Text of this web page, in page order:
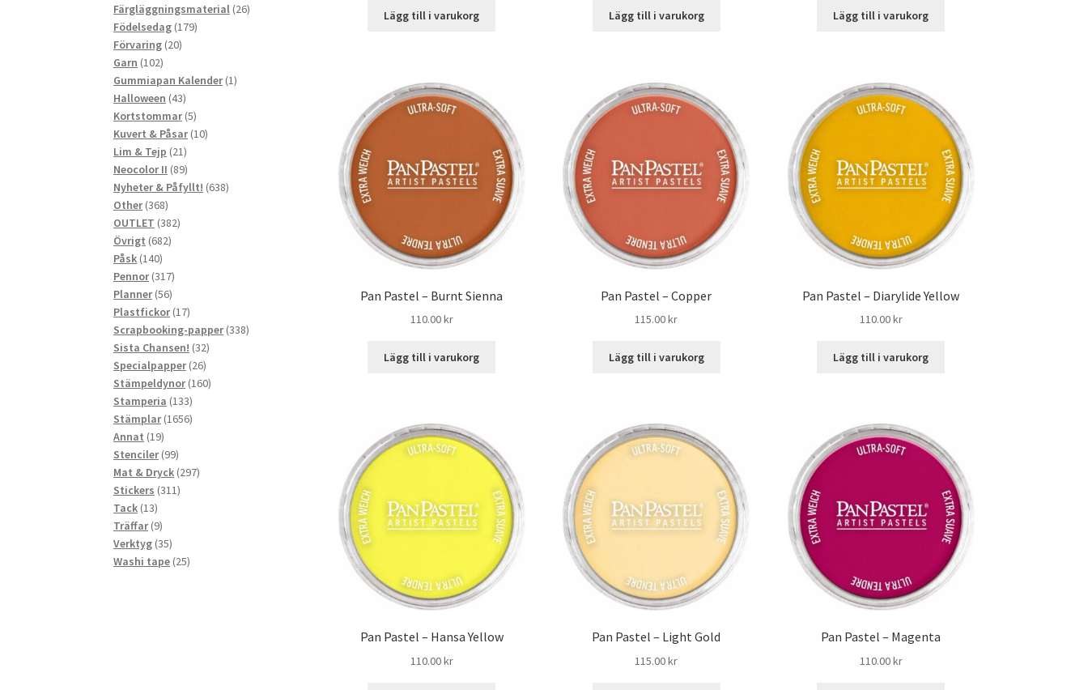
Lägg till i varukorg Lägg till i varukorg Lägg till i varukorg
Pan Pastel – Burnt Sienna
110.00kr
Lägg till i varukorg
Pan Pastel – Copper
115.00kr
Lägg till i varukorg
Pan Pastel – Diarylide Yellow
110.00kr
Lägg till i varukorg
Pan Pastel – Hansa Yellow
110.00kr
Pan Pastel – Light Gold
115.00kr
Pan Pastel – Magenta
110.00kr
produkter
Färgläggningsmaterial 2626
Födelsedag 179179
Förvaring 2020
Garn 102102
produkter
Gummiapan Kalender 11
Halloween 4343
produkter
Kortstommar 55
produkter
Kuvert & Påsar 1010
Lim & Tejp 2121
produkter
Neocolor II 8989
produkter
Nyheter & Påfyllt! 638638
Other 368368
produkter
OUTLET 382382
Övrigt 682682
Påsk 140140
produkter
Pennor 317317
produkter
Planner 5656
produkter
Plastfickor 1717
produkter
Scrapbooking-papper 338338
Sista Chansen! 3232
Specialpapper 2626
produkter
Stämpeldynor 160160
Stamperia 133133
produkter
Stämplar 16561656
Annat 1919
produkter
Stenciler 9999
produkter
Mat & Dryck 297297
Stickers 311311
Tack 1313
produkter
Träffar 99
produkter
Verktyg 3535
produkter
Washi tape 2525